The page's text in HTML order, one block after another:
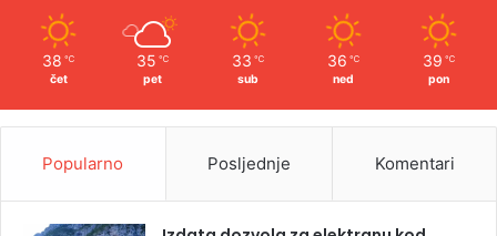
38 ℃
čet
35 ℃
pet
33 ℃
sub
36 ℃
ned
39 ℃
pon
Popularno Posljednje Komentari